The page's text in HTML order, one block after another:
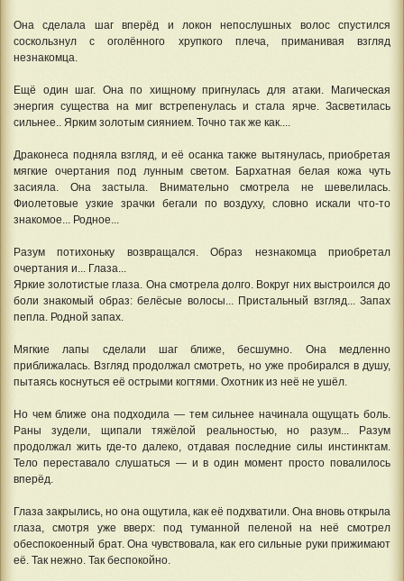
Она сделала шаг вперёд и локон непослушных волос спустился
соскользнул с оголённого хрупкого плеча, приманивая взгляд
незнакомца.
Ещё один шаг. Она по хищному пригнулась для атаки. Магическая
энергия существа на миг встрепенулась и стала ярче. Засветилась
сильнее.. Ярким золотым сиянием. Точно так же как....
Драконеса подняла взгляд, и её осанка также вытянулась, приобретая
мягкие очертания под лунным светом. Бархатная белая кожа чуть
засияла. Она застыла. Внимательно смотрела не шевелилась.
Фиолетовые узкие зрачки бегали по воздуху, словно искали что-то
знакомое... Родное...
Разум потихоньку возвращался. Образ незнакомца приобретал
очертания и... Глаза...
Яркие золотистые глаза. Она смотрела долго. Вокруг них выстроился до
боли знакомый образ: белёсые волосы... Пристальный взгляд... Запах
пепла. Родной запах.
Мягкие лапы сделали шаг ближе, бесшумно. Она медленно
приближалась. Взгляд продолжал смотреть, но уже пробирался в душу,
пытаясь коснуться её острыми когтями. Охотник из неё не ушёл.
Но чем ближе она подходила — тем сильнее начинала ощущать боль.
Раны зудели, щипали тяжёлой реальностью, но разум... Разум
продолжал жить где-то далеко, отдавая последние силы инстинктам.
Тело переставало слушаться — и в один момент просто повалилось
вперёд.
Глаза закрылись, но она ощутила, как её подхватили. Она вновь открыла
глаза, смотря уже вверх: под туманной пеленой на неё смотрел
обеспокоенный брат. Она чувствовала, как его сильные руки прижимают
её. Так нежно. Так беспокойно.